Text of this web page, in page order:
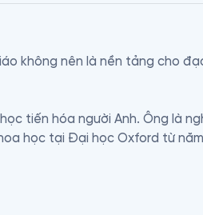
không nên là nền tảng cho
tiến hóa người Anh. Ông là
học tại Đại học Oxford từ
được xuất bản năm 1976 là
(năm 1995), Huyễn Tưởng